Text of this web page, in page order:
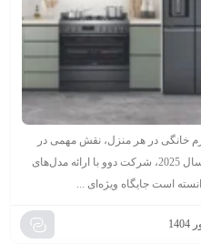
خانگی در هر منزل، نقش مهمی در
حفظ تازگی و کیفیت مواد غذایی دارند. در سال 2025، شرکت دوو با ارائه مدل‌های
است جایگاه ویژه‌ای ...